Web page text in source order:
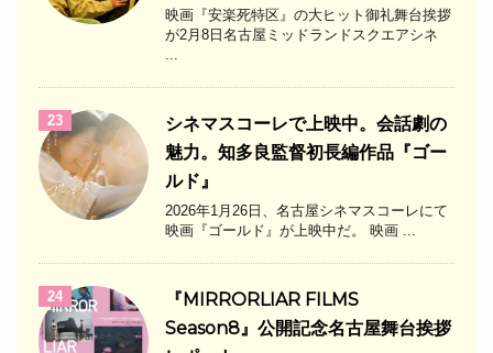
映画『安楽死特区』の大ヒット御礼舞台挨拶
が2月8日名古屋ミッドランドスクエアシネ
23
シネマスコーレで上映中。会話劇の
魅力。知多良監督初長編作品『ゴー
ルド』
2026年1月26日、名古屋シネマスコーレにて
映画『ゴールド』が上映中だ。 映画 ...
24
『MIRRORLIAR FILMS
Season8』公開記念名古屋舞台挨拶